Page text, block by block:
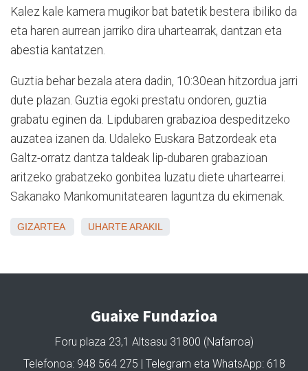
Kalez kale kamera mugikor bat batetik bestera ibiliko da
eta haren aurrean jarriko dira uhartearrak, dantzan eta
abestia kantatzen.
Guztia behar bezala atera dadin, 10:30ean hitzordua jarri
dute plazan. Guztia egoki prestatu ondoren, guztia
grabatu eginen da. Lipdubaren grabazioa despeditzeko
auzatea izanen da. Udaleko Euskara Batzordeak eta
Galtz-orratz dantza taldeak lip-dubaren grabazioan
aritzeko grabatzeko gonbitea luzatu diete uhartearrei.
Sakanako Mankomunitatearen laguntza du ekimenak.
GIZARTEA UHARTE ARAKIL
Guaixe Fundazioa
Foru plaza 23,1 Altsasu 31800 (Nafarroa)
Telefonoa: 948 564 275 | Telegram eta WhatsApp: 618